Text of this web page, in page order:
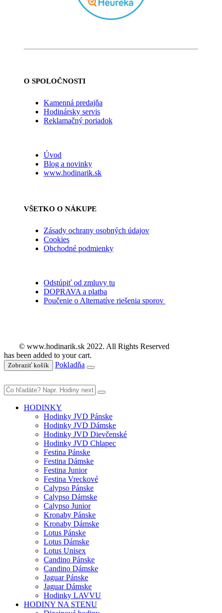
O SPOLOČNOSTI
Kamenná predajňa
Hodinársky servis
Reklamačný poriadok
Úvod
Blog a novinky
www.hodinarik.sk
VŠETKO O NÁKUPE
Zásady ochrany osobných údajov
Cookies
Obchodné podmienky
Odstúpiť od zmluvy tu
DOPRAVA a platba
Poučenie o Alternatíve riešenia sporov
© www.hodinarik.sk 2022. All Rights Reserved
has been added to your cart.
Zobraziť košík Pokladňa
HODINKY
Hodinky JVD Pánske
Hodinky JVD Dámske
Hodinky JVD Dievčenské
Hodinky JVD Chlapec
Festina Pánske
Festina Dámske
Festina Junior
Festina Vreckové
Calypso Pánske
Calypso Dámske
Calypso Junior
Kronaby Pánske
Kronaby Dámske
Lotus Pánske
Lotus Dámske
Lotus Unisex
Candino Pánske
Candino Dámske
Jaguar Pánske
Jaguar Dámske
Hodinky LAVVU
HODINY NA STENU